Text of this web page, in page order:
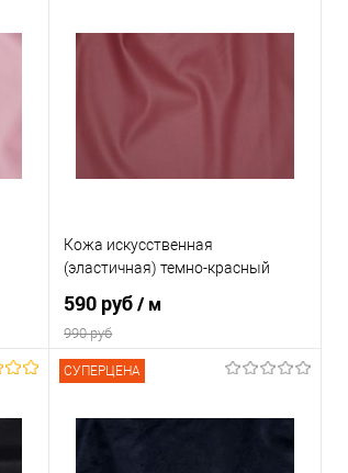
Кожа искусственная
(эластичная) темно-красный
590 руб/ м
990 руб
СУПЕРЦЕНА